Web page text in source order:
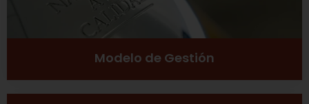
Modelo de Gestión